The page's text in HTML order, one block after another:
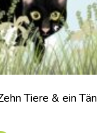
Tiere & ein